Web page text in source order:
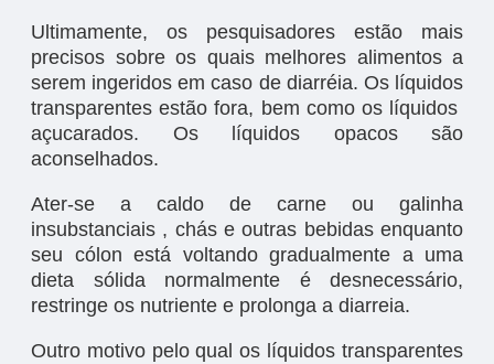
Ultimamente, os pesquisadores estão mais
precisos sobre os quais melhores alimentos a
serem ingeridos em caso de diarréia. Os líquidos
transparentes estão fora, bem como os líquidos
açucarados. Os líquidos opacos são
aconselhados.
Ater-se a caldo de carne ou galinha
insubstanciais , chás e outras bebidas enquanto
seu cólon está voltando gradualmente a uma
dieta sólida normalmente é desnecessário,
restringe os nutriente e prolonga a diarreia.
Outro motivo pelo qual os líquidos transparentes